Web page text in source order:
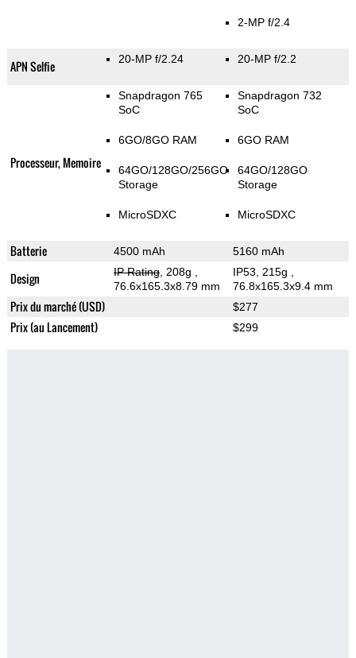
2-MP f/2.4
APN Selfie 20-MP f/2.24 20-MP f/2.2
Processeur, Memoire
Snapdragon 765
SoC
6GO/8GO RAM
64GO/128GO/256GO
Storage
MicroSDXC
Snapdragon 732
SoC
6GO RAM
64GO/128GO
Storage
MicroSDXC
Batterie 4500 mAh 5160 mAh
Design IP Rating, 208g
76.6x165.3x8.79 mm
IP53, 215g
76.8x165.3x9.4 mm
Prix du marché (USD) $277
Prix (au Lancement) $299